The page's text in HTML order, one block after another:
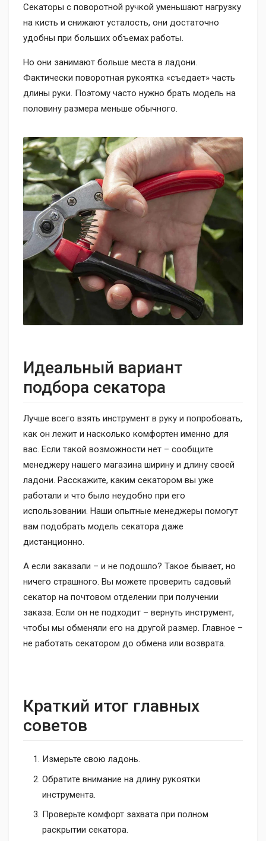
Секаторы с поворотной ручкой уменьшают нагрузку
на кисть и снижают усталость, они достаточно
удобны при больших объемах работы.
Но они занимают больше места в ладони.
Фактически поворотная рукоятка «съедает» часть
длины руки. Поэтому часто нужно брать модель на
половину размера меньше обычного.
Идеальный вариант
подбора секатора
Лучше всего взять инструмент в руку и попробовать,
как он лежит и насколько комфортен именно для
вас. Если такой возможности нет – сообщите
менеджеру нашего магазина ширину и длину своей
ладони. Расскажите, каким секатором вы уже
работали и что было неудобно при его
использовании. Наши опытные менеджеры помогут
вам подобрать модель секатора даже
дистанционно.
А если заказали – и не подошло? Такое бывает, но
ничего страшного. Вы можете проверить садовый
секатор на почтовом отделении при получении
заказа. Если он не подходит – вернуть инструмент,
чтобы мы обменяли его на другой размер. Главное –
не работать секатором до обмена или возврата.
Краткий итог главных
советов
Измерьте свою ладонь.
Обратите внимание на длину рукоятки
инструмента.
Проверьте комфорт захвата при полном
раскрытии секатора.